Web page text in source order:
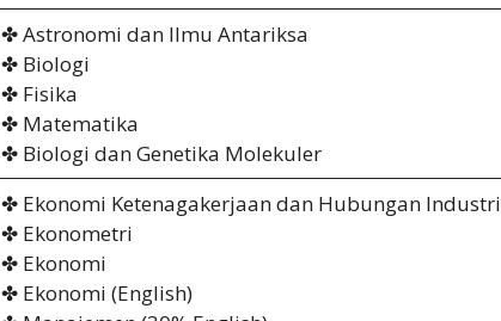
✤ Astronomi dan Ilmu Antariksa
✤ Biologi
✤ Fisika
✤ Matematika
✤ Biologi dan Genetika Molekuler
✤ Ekonomi Ketenagakerjaan dan Hubungan Industri
✤ Ekonometri
✤ Ekonomi
✤ Ekonomi (English)